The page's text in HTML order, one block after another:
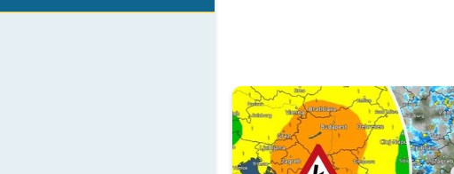
Šta je Nowcasting i zbog čega je